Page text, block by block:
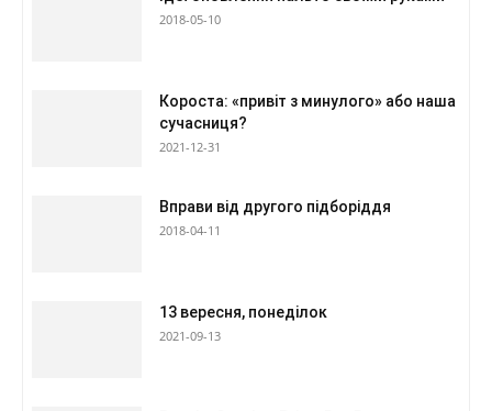
2018-05-10
Короста: «привіт з минулого» або наша
сучасниця?
2021-12-31
Вправи від другого підборіддя
2018-04-11
13 вересня, понеділок
2021-09-13